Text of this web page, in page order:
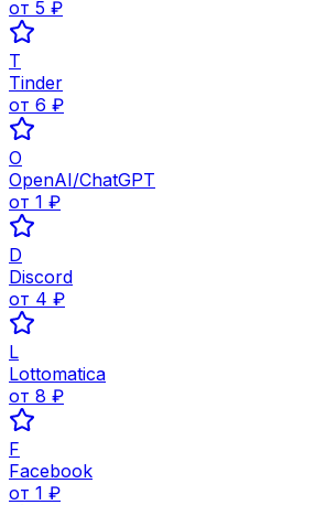
от 5 ₽
T
Tinder
от 6 ₽
O
OpenAI/ChatGPT
от 1 ₽
D
Discord
от 4 ₽
L
Lottomatica
от 8 ₽
F
Facebook
от 1 ₽